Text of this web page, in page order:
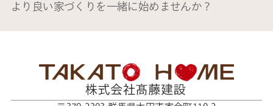
より良い家づくりを一緒に始めませんか？